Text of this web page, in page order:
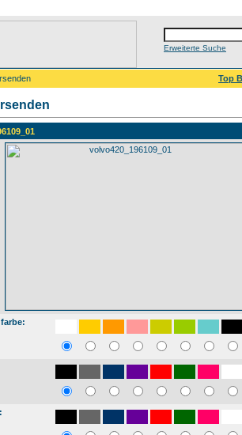
Erweiterte Suche
Top